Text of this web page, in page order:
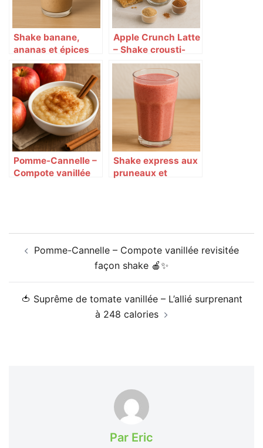
Shake banane,
ananas et épices
douces 🍌🍍🌶
Apple Crunch Latte
– Shake crousti-
pomme façon
cappuccino 🍎☕🍞
Pomme-Cannelle –
Compote vanillée
Shake express aux
pruneaux et
d’article
Pomme-Cannelle – Compote vanillée revisitée
façon shake 🍎✨
🍅 Suprême de tomate vanillée – L’allié surprenant
à 248 calories
Par Eric